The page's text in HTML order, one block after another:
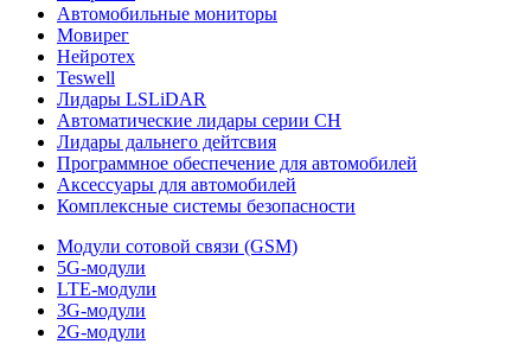
Автомобильные мониторы
Мовирег
Нейротех
Teswell
Лидары LSLiDAR
Автоматические лидары серии CH
Лидары дальнего дейтсвия
Программное обеспечение для автомобилей
Аксессуары для автомобилей
Комплексные системы безопасности
Модули сотовой связи (GSM)
5G-модули
LTE-модули
3G-модули
2G-модули